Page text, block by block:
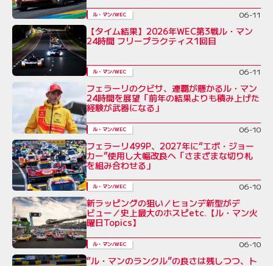
ル・マン/WEC 06-11
【タイム結果】2026年WEC第3戦ル・マン
24時間 フリープラクティス1回目
ル・マン/WEC 06-11
フェラーリのクビサ、連覇が懸かるル・マン
24時間を展望「前年の結果よりも積み上げた
経験が武器になる」
ル・マン/WEC 06-10
フェラーリ499P、2027年に“エボ・ジョー
カー”使用し大幅改良へ「さまざまな切り札
を組み合わせる」
ル・マン/WEC 06-10
新ラッピングの狙い／ヒョンデ新型がデ
ビュー／史上最大のホスピetc.【ル・マン火
曜日Topics】
ル・マン/WEC 06-10
“ル・マンのランクル”の良さは残しつつ、ト